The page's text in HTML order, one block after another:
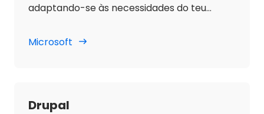
adaptando-se às necessidades do teu
Microsoft
Drupal